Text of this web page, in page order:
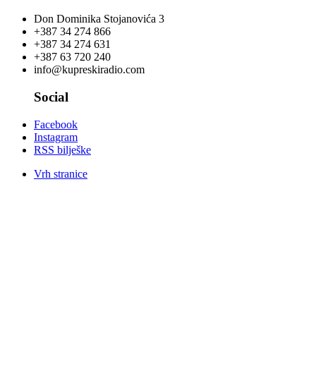
Don Dominika Stojanovića 3
+387 34 274 866
+387 34 274 631
+387 63 720 240
info@kupreskiradio.com
Social
Facebook
Instagram
RSS bilješke
Vrh stranice